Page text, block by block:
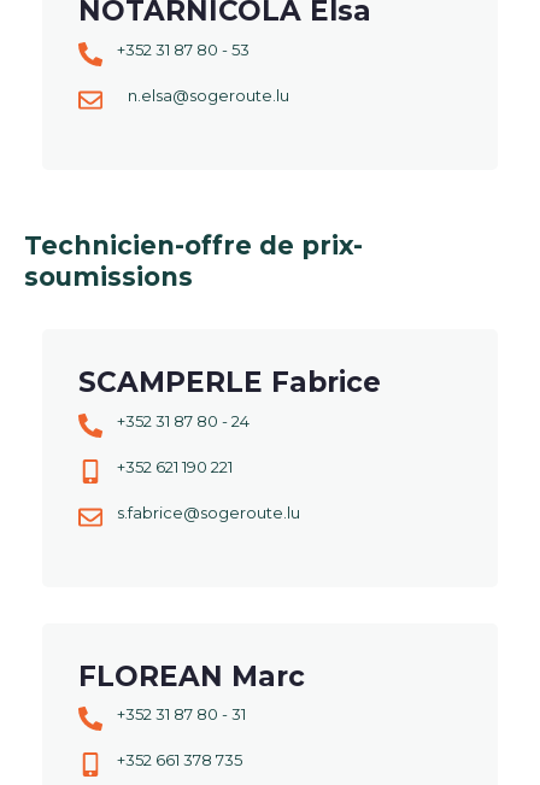
NOTARNICOLA Elsa
+352 31 87 80 - 53
n.elsa@sogeroute.lu
Technicien-offre de prix-
soumissions
SCAMPERLE Fabrice
+352 31 87 80 - 24
+352 621 190 221
s.fabrice@sogeroute.lu
FLOREAN Marc
+352 31 87 80 - 31
+352 661 378 735